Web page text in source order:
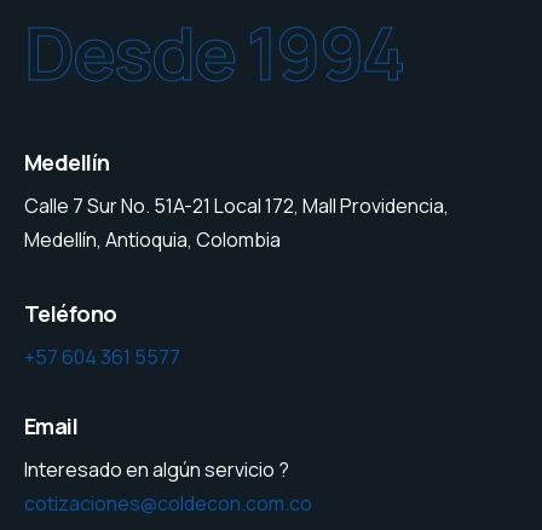
Desde 1994
Medellín
Calle 7 Sur No. 51A-21 Local 172, Mall Providencia,
Medellín, Antioquia, Colombia
Teléfono
+57 604 361 5577
Email
Interesado en algún servicio ?
cotizaciones@coldecon.com.co